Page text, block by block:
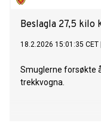
Beslagla 27,5 kilo
18.2.2026 15:01:35 CET
Smuglerne forsøkte
trekkvogna.